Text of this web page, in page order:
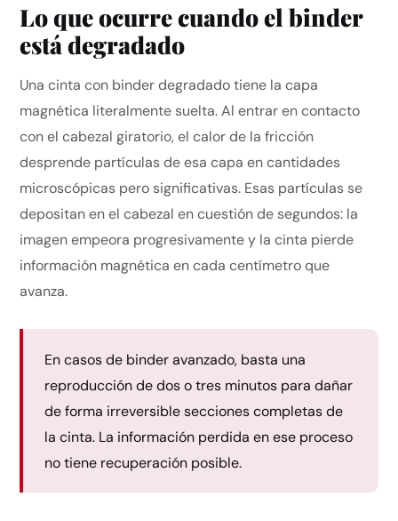
Lo que ocurre cuando el binder
está degradado
Una cinta con binder degradado tiene la capa
magnética literalmente suelta. Al entrar en contacto
con el cabezal giratorio, el calor de la fricción
desprende partículas de esa capa en cantidades
microscópicas pero significativas. Esas partículas se
depositan en el cabezal en cuestión de segundos: la
imagen empeora progresivamente y la cinta pierde
información magnética en cada centímetro que
avanza.
En casos de binder avanzado, basta una
reproducción de dos o tres minutos para dañar
de forma irreversible secciones completas de
la cinta. La información perdida en ese proceso
no tiene recuperación posible.